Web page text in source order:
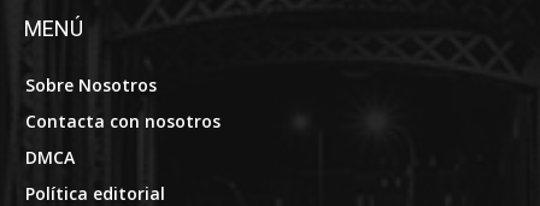
MENÚ
Sobre Nosotros
Contacta con nosotros
DMCA
Política editorial